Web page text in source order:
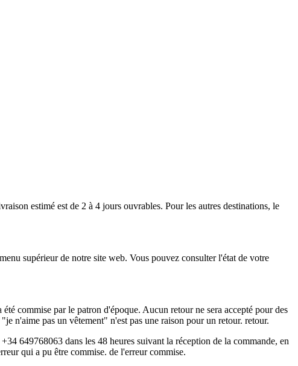
estimé est de 2 à 4 jours ouvrables. Pour les autres destinations, le
supérieur de notre site web. Vous pouvez consulter l'état de votre
commise par le patron d'époque. Aucun retour ne sera accepté pour des
n'aime pas un vêtement" n'est pas une raison pour un retour. retour.
649768063 dans les 48 heures suivant la réception de la commande, en
qui a pu être commise. de l'erreur commise.